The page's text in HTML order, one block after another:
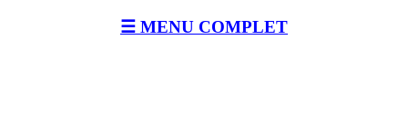
☰ MENU COMPLET